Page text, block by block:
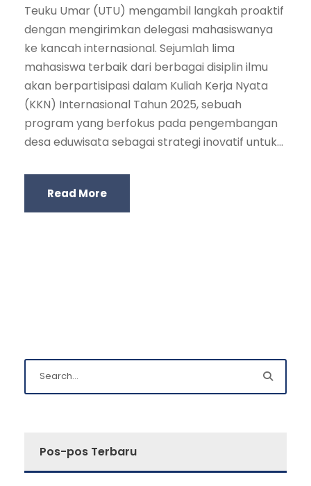
Teuku Umar (UTU) mengambil langkah proaktif
dengan mengirimkan delegasi mahasiswanya
ke kancah internasional. Sejumlah lima
mahasiswa terbaik dari berbagai disiplin ilmu
akan berpartisipasi dalam Kuliah Kerja Nyata
(KKN) Internasional Tahun 2025, sebuah
program yang berfokus pada pengembangan
desa eduwisata sebagai strategi inovatif untuk...
Read More
Pos-pos Terbaru